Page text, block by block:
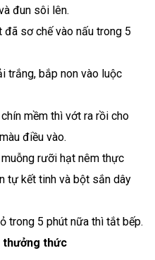
đun sôi lên.
đã sơ chế vào nấu trong 5
trắng, bắp non vào luộc
mềm thì vớt ra rồi cho
điều vào.
rưỡi hạt nêm thực
tự kết tinh và bột sắn dây
trong 5 phút nữa thì tắt bếp.
thưởng thức